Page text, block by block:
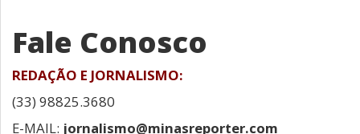
Seções
Canais
Colunistas
Fale Conosco
REDAÇÃO E JORNALISMO:
(33) 98825.3680
E-MAIL: jornalismo@minasreporter.com